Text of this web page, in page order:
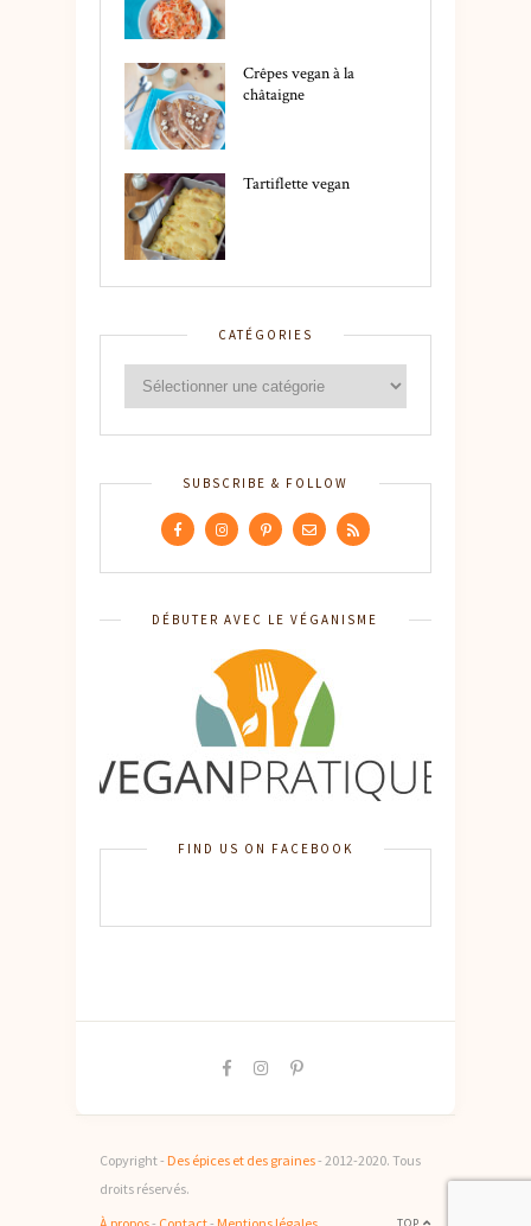
Crêpes vegan à la
châtaigne
Tartiflette vegan
CATÉGORIES
SUBSCRIBE & FOLLOW
DÉBUTER AVEC LE VÉGANISME
FIND US ON FACEBOOK
Copyright - Des épices et des graines- 2012-2020. Tous
droits réservés.
TOP